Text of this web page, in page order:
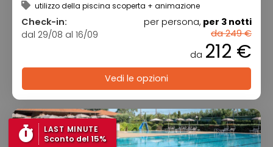
utilizzo della piscina scoperta + animazione
Check-in:
dal 29/08 al 16/09
per persona, per 3 notti
da 249 €
da 212 €
Vedi le opzioni
LAST MINUTE
Sconto del 15%